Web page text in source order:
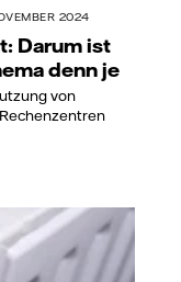
2024
Darum ist
denn je
von